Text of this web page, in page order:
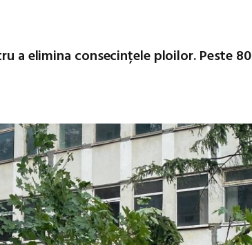
a elimina consecințele ploilor. Peste 80